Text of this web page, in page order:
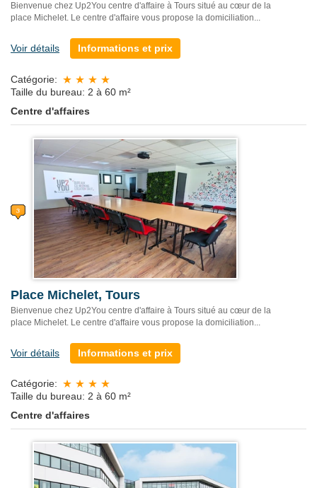
Bienvenue chez Up2You centre d'affaire à Tours situé au cœur de la
place Michelet. Le centre d'affaire vous propose la domiciliation...
Voir détails Informations et prix
Catégorie:
Taille du bureau: 2 à 60 m²
Centre d'affaires
Place Michelet, Tours
Bienvenue chez Up2You centre d'affaire à Tours situé au cœur de la
place Michelet. Le centre d'affaire vous propose la domiciliation...
Voir détails Informations et prix
Catégorie:
Taille du bureau: 2 à 60 m²
Centre d'affaires